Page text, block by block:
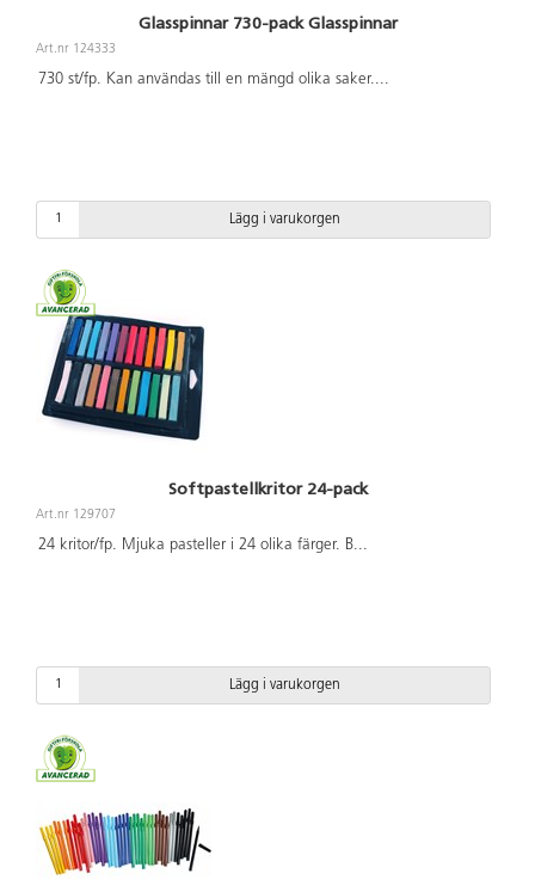
Glasspinnar 730-pack Glasspinnar
Art.nr 124333
730 st/fp. Kan användas till en mängd olika saker....
Lägg i varukorgen
Softpastellkritor 24-pack
Art.nr 129707
24 kritor/fp. Mjuka pasteller i 24 olika färger. B...
Lägg i varukorgen